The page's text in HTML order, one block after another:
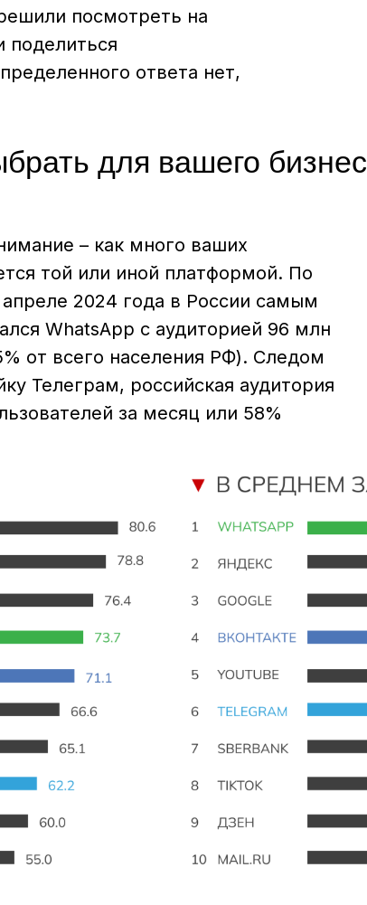
для вашего
посмотреть на
поделиться
ответа нет,
– как много ваших
той или иной платформой. По
2024 года в России самым
WhatsApp с аудиторией 96 млн
от всего населения РФ). Следом
Телеграм, российская аудитория
за месяц или 58%